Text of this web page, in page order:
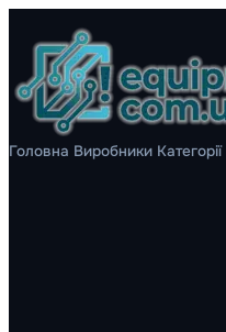
Головна Виробники Категорії